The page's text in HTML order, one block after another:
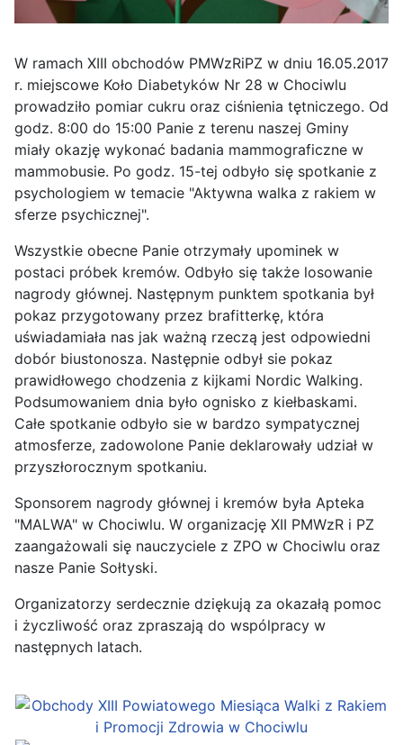
W ramach XIII obchodów PMWzRiPZ w dniu 16.05.2017
r. miejscowe Koło Diabetyków Nr 28 w Chociwlu
prowadziło pomiar cukru oraz ciśnienia tętniczego. Od
godz. 8:00 do 15:00 Panie z terenu naszej Gminy
miały okazję wykonać badania mammograficzne w
mammobusie. Po godz. 15-tej odbyło się spotkanie z
psychologiem w temacie "Aktywna walka z rakiem w
sferze psychicznej".
Wszystkie obecne Panie otrzymały upominek w
postaci próbek kremów. Odbyło się także losowanie
nagrody głównej. Następnym punktem spotkania był
pokaz przygotowany przez brafitterkę, która
uświadamiała nas jak ważną rzeczą jest odpowiedni
dobór biustonosza. Następnie odbył sie pokaz
prawidłowego chodzenia z kijkami Nordic Walking.
Podsumowaniem dnia było ognisko z kiełbaskami.
Całe spotkanie odbyło sie w bardzo sympatycznej
atmosferze, zadowolone Panie deklarowały udział w
przyszłorocznym spotkaniu.
Sponsorem nagrody głównej i kremów była Apteka
"MALWA" w Chociwlu. W organizację XII PMWzR i PZ
zaangażowali się nauczyciele z ZPO w Chociwlu oraz
nasze Panie Sołtyski.
Organizatorzy serdecznie dziękują za okazałą pomoc
i życzliwość oraz zpraszają do wspólpracy w
następnych latach.